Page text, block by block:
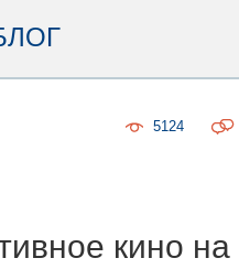
5124
кино на